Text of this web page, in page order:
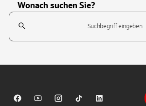
Wonach suchen Sie?
Suchfeld
Sparkasse auf Facebook
Sparkasse auf Youtube
Sparkasse auf Instagram
Sparkasse auf TikTok
Sparkasse auf